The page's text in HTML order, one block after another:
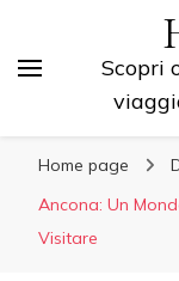
Scopri
Home page
Ancona: Un
Visitare